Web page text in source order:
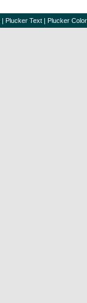
| Plucker Text | Plucker Color